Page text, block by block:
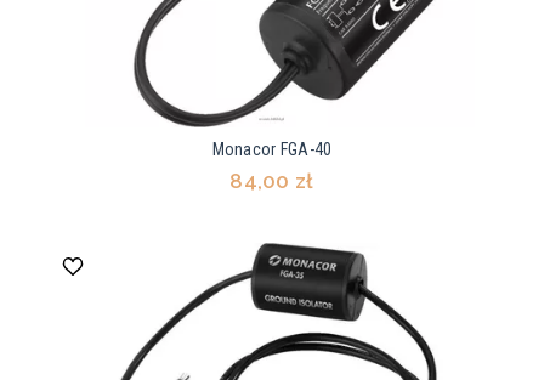
Monacor FGA-40
84,00 zł